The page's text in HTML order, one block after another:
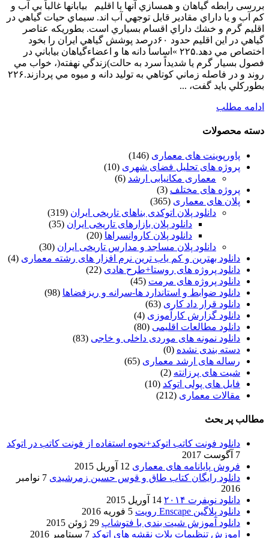
بررسی رابطه گياهان و همسازي آنها با اقليم بيابانها غالباً بي آب و
كم آب و يا داراي مقادير قابل توجهي آب اند. سيماي حيات گياهي در
اقليم گرم و خشك داراي اقسام بسياري است. بطوريكه عناصر
گياهي در اين اقليم حدود ۶۰درصد پوشش گياهي ايران را بخود
اختصاص مي دهد.۲۲۵ »اساساً دانه ها و اعضاءگياهان بياباني در
فصول بسيار گرم يا شديداً سرد به حالت)زندگي نهفته(، خواب مي
روند و در فاصله زماني كوتاهي به توليد دانه و ميوه مي پردازند.۲۲۶
بطوركلي بايد گفت، ...
ادامه مطلب
دسته محصولات
پاورپوینت های معماری (146)
پروژه های تحلیل فضای شهری (10)
معماری مکانیابی ارشد (6)
پروژه های مختلف (3)
پلان های معماری (365)
دانلود پلان اتوکدی بناهای تاریخی ایران (319)
دانلود پلان بازارهای تاریخی ایران (35)
دانلود پلان کاروانسراها (20)
دانلود پلان مساجد و مدارس تاریخی ایران (30)
دانلود بهترین و کم یاب ترین نرم افزار های رشته معماری (4)
دانلود پروژه های روستا+طرح هادی (22)
دانلود پروژه های مرمت (45)
دانلود ضوابط و استاندارد ها-سرانه و ریزفضاها (98)
دانلود قرار داد کاری (63)
دانلود گزارش کارآموزی (4)
دانلود مطالعات اقلیمی (80)
دانلود نمونه های موردی داخلی و خاجی (83)
دسته بندی نشده (0)
رساله های ارشد معماری (65)
شیت های پرزانته (2)
فایل های پولی اتوکد (10)
مقالات معماری (212)
مطالب پر بحث
دانلود فونت کاتب اتوکد+نحوه استفاده از فونت کاتب در اتوکد
7 آگوست 2017
فروش پایانامه های معماری 12 آوریل 2015
دانلود رایگان کتاب طاق و قوس حسین زمرشیدی
7 نوامبر
2016
دانلود نویفرت ۲۰۱۴
14 آوریل 2015
دانلود پلاگین Enscape رویت
5 فوریه 2016
دانلود آموزش شیت بندی با فتوشاپ 29 ژوئن 2015
اموزش تنظیمات پلات نقشه های اتوکد 7 سپتامبر 2016